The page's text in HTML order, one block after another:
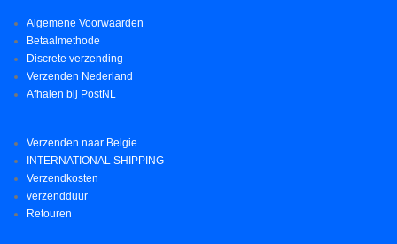
Algemene Voorwaarden
Betaalmethode
Discrete verzending
Verzenden Nederland
Afhalen bij PostNL
Verzenden naar Belgie
INTERNATIONAL SHIPPING
Verzendkosten
verzendduur
Retouren